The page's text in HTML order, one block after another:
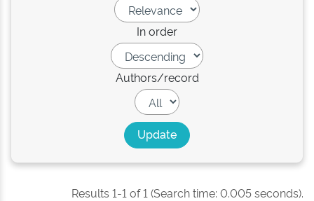
In order
Authors/record
Results 1-1 of 1 (Search time: 0.005 seconds).